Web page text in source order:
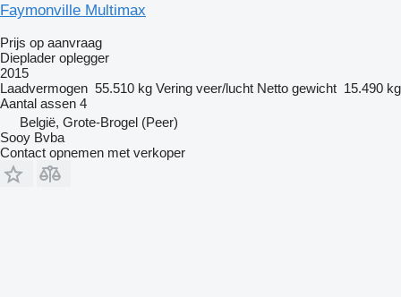
Faymonville Multimax
Prijs op aanvraag
Dieplader oplegger
2015
Laadvermogen 55.510 kg Vering veer/lucht Netto gewicht 15.490 kg
Aantal assen 4
België, Grote-Brogel (Peer)
Sooy Bvba
Contact opnemen met verkoper